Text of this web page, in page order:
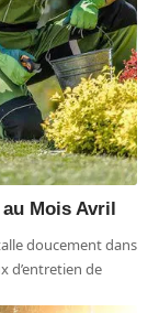
Mois Avril
doucement dans
d’entretien de